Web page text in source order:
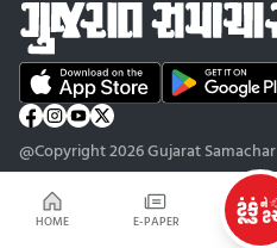
HOME E-PAPER
@Copyright 2026 Gujarat Samachar